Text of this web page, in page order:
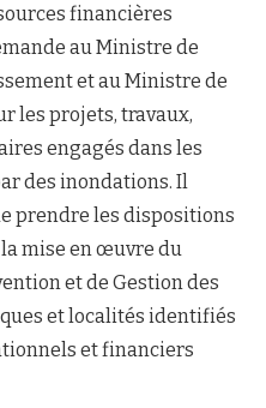
financières
au Ministre de
et au Ministre de
les projets, travaux,
engagés dans les
des inondations. Il
prendre les dispositions
mise en œuvre du
et de Gestion des
et localités identifiés
et financiers